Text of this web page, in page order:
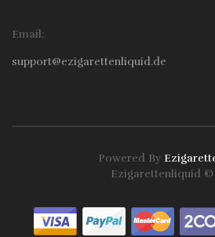
Email:
support@ezigarettenliquid.de
Powered By
Ezigarettenliquid ©